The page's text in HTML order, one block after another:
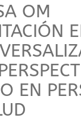
OM
EN